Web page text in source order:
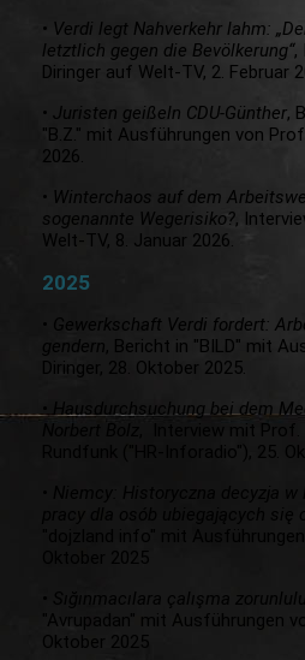
• Verdi legt Nahverkehr lahm:
letztlich gegen die Bevölkerung“,
Diringer auf Welt-TV, 2. Februar
• Juristen geißeln CDU-Günther,
"B.Z." mit Ausführungen von
2026.
• Winterchaos auf dem
sogenannte Wegerisiko?,
Welt-TV, 8. Januar 2026.
2025
Gewerkschaft Verdi fordert:
gendern, Bericht in "BILD" mit
Diringer, 28. Oktober 2025.
• Hausdurchsuchung bei dem
, Interview mit Prof.
Rundfunk ("HR-Inforadio"), 25.
Niemcy: Historyczna decyzja
pracy dla osób ubiegających się
"dojzland info" mit
Oktober 2025
Sığınmacılara çalışma
"Avrupadan" mit Ausführungen
Oktober 2025